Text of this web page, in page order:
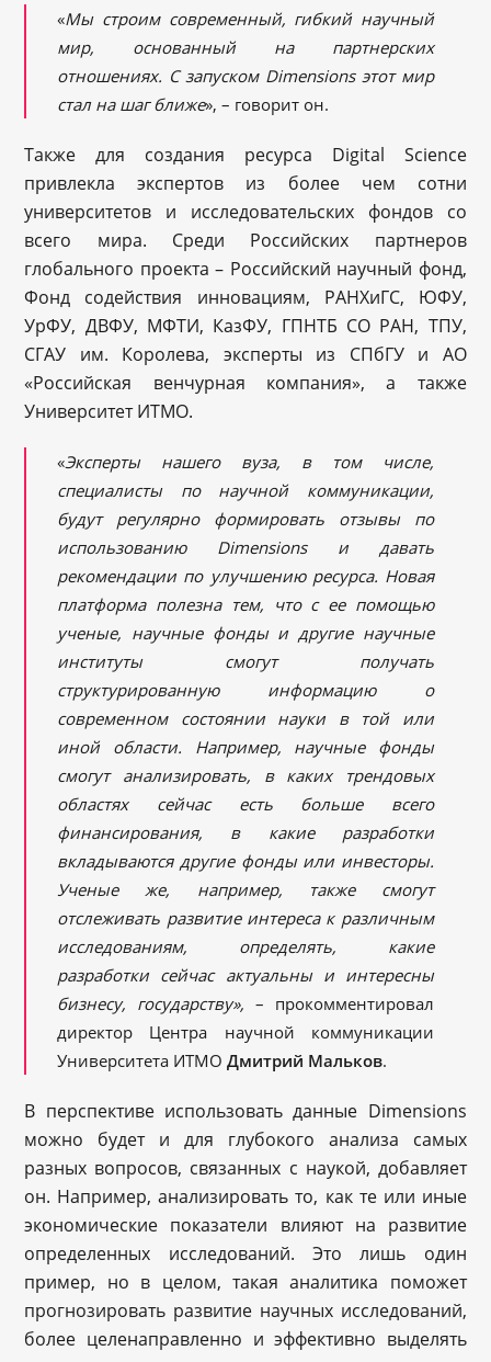
«Мы строим современный, гибкий научный
мир, основанный на партнерских
отношениях. С запуском Dimensions этот мир
стал на шаг ближе», – говорит он.
Также для создания ресурса Digital Science
привлекла экспертов из более чем сотни
университетов и исследовательских фондов со
всего мира. Среди Российских партнеров
глобального проекта – Российский научный фонд,
Фонд содействия инновациям, РАНХиГС, ЮФУ,
УрФУ, ДВФУ, МФТИ, КазФУ, ГПНТБ СО РАН, ТПУ,
СГАУ им. Королева, эксперты из СПбГУ и АО
«Российская венчурная компания», а также
Университет ИТМО.
«Эксперты нашего вуза, в том числе,
специалисты по научной коммуникации,
будут регулярно формировать отзывы по
использованию Dimensions идавать
рекомендации по улучшению ресурса. Новая
платформа полезна тем, что с ее помощью
ученые, научные фонды и другие научные
институты смогут получать
структурированную информацию о
современном состоянии науки в той или
иной области. Например, научные фонды
смогут анализировать, в каких трендовых
областях сейчас есть больше всего
финансирования, в какие разработки
вкладываются другие фонды или инвесторы.
Ученые же, например, также смогут
отслеживать развитие интереса к различным
исследованиям, определять, какие
разработки сейчас актуальны и интересны
бизнесу, государству», – прокомментировал
директор Центра научной коммуникации
Университета ИТМОДмитрий Мальков.
В перспективе использовать данные Dimensions
можно будет и для глубокого анализа самых
разных вопросов, связанных с наукой, добавляет
он. Например, анализировать то, как те или иные
экономические показатели влияют на развитие
определенных исследований. Это лишь один
пример, но в целом, такая аналитика поможет
прогнозировать развитие научных исследований,
более целенаправленно и эффективно выделять